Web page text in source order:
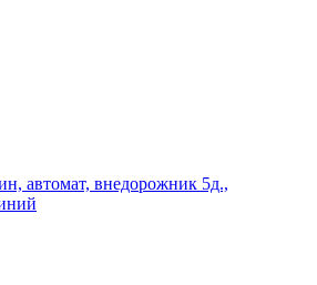
автомат, внедорожник 5д.,